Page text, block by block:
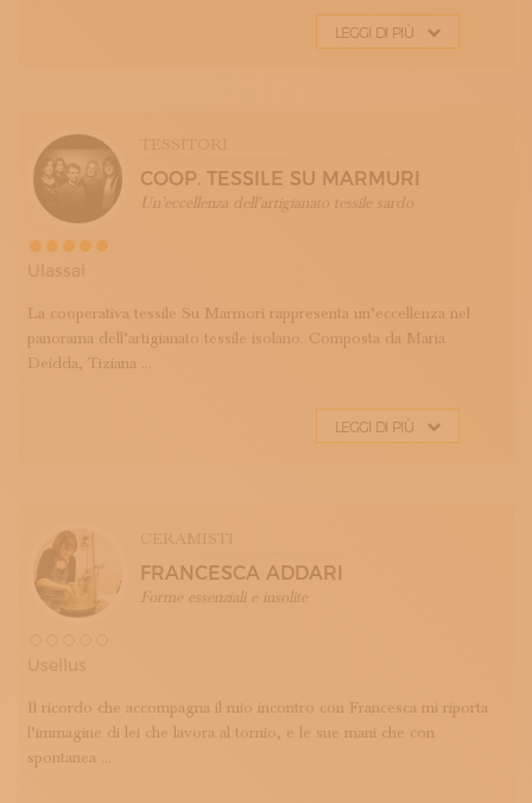
LEGGI DI PIÙ
COOP. TESSILE SU MARMURI
Un’eccellenza dell’artigianato tessile sardo
La cooperativa tessile Su Marmori rappresenta un’eccellenza nel
panorama dell’artigianato tessile isolano. Composta da Maria
Deidda, Tiziana ...
LEGGI DI PIÙ
FRANCESCA ADDARI
Forme essenziali e insolite
Il ricordo che accompagna il mio incontro con Francesca mi riporta
l’immagine di lei che lavora al tornio, e le sue mani che con
spontanea ...